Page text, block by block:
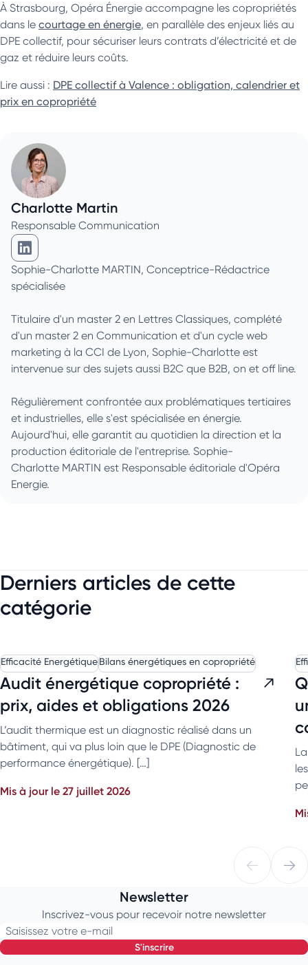
À Strasbourg, Opéra Énergie accompagne les copropriétés
dans le courtage en énergie, en parallèle des enjeux liés au
DPE collectif, pour sécuriser leurs contrats d’électricité et de
gaz et réduire leurs coûts.
Lire aussi : DPE collectif à Valence : obligation, calendrier et
prix en copropriété
Charlotte Martin
Responsable Communication
Charlotte Martin sur Linkedin
Sophie-Charlotte MARTIN, Conceptrice-Rédactrice
spécialisée
Titulaire d'un master 2 en Lettres Classiques, complété
d'un master 2 en Communication et d'un cycle web
marketing à la CCI de Lyon, Sophie-Charlotte est
intervenue sur des sujets aussi B2C que B2B, on et off line.
Régulièrement confrontée aux problématiques tertiaires
et industrielles, elle s'est spécialisée en énergie.
Aujourd'hui, elle garantit au quotidien la direction et la
production éditoriale de l'entreprise. Sophie-
Charlotte MARTIN est Responsable éditoriale d'Opéra
Energie.
Derniers articles de cette
catégorie
Efficacité EnergétiqueBilans énergétiques en copropriété
Audit énergétique copropriété :
prix, aides et obligations 2026
L’audit thermique est un diagnostic réalisé dans un
bâtiment, qui va plus loin que le DPE (Diagnostic de
performance énergétique). […]
Mis à jour le 27 juillet 2026
Newsletter
Inscrivez-vous pour recevoir notre newsletter
Saisissez votre e-mail
s'inscrire